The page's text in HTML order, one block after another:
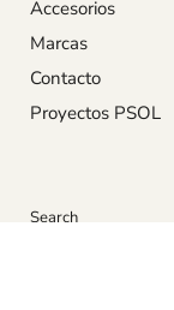
Accesorios
Marcas
Contacto
Proyectos PSOL
Search